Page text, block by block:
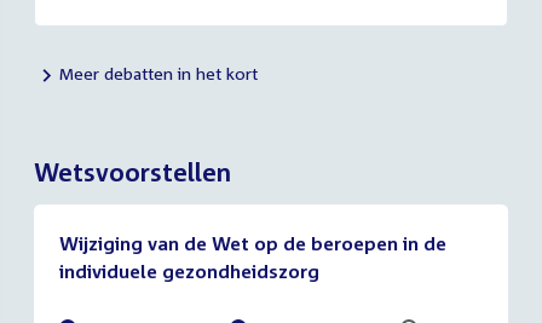
Meer debatten in het kort
Wetsvoorstellen
Wijziging van de Wet op de beroepen in de
individuele gezondheidszorg